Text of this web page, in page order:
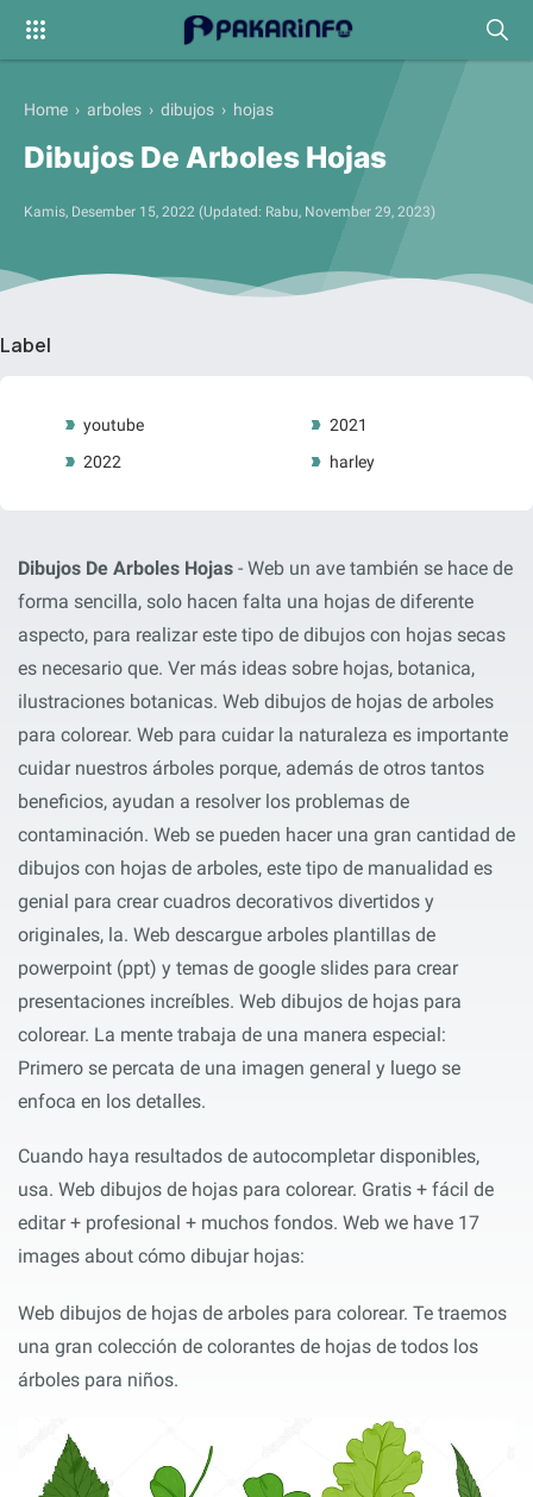
Label
youtube
2021
2022
harley
Home › arboles › dibujos › hojas
Dibujos De Arboles Hojas
Kamis, Desember 15, 2022 (Updated: Rabu, November 29, 2023)
Dibujos De Arboles Hojas - Web un ave también se hace de
forma sencilla, solo hacen falta una hojas de diferente
aspecto, para realizar este tipo de dibujos con hojas secas
es necesario que. Ver más ideas sobre hojas, botanica,
ilustraciones botanicas. Web dibujos de hojas de arboles
para colorear. Web para cuidar la naturaleza es importante
cuidar nuestros árboles porque, además de otros tantos
beneficios, ayudan a resolver los problemas de
contaminación. Web se pueden hacer una gran cantidad de
dibujos con hojas de arboles, este tipo de manualidad es
genial para crear cuadros decorativos divertidos y
originales, la. Web descargue arboles plantillas de
powerpoint (ppt) y temas de google slides para crear
presentaciones increíbles. Web dibujos de hojas para
colorear. La mente trabaja de una manera especial:
Primero se percata de una imagen general y luego se
enfoca en los detalles.
Cuando haya resultados de autocompletar disponibles,
usa. Web dibujos de hojas para colorear. Gratis + fácil de
editar + profesional + muchos fondos. Web we have 17
images about cómo dibujar hojas:
Web dibujos de hojas de arboles para colorear. Te traemos
una gran colección de colorantes de hojas de todos los
árboles para niños.